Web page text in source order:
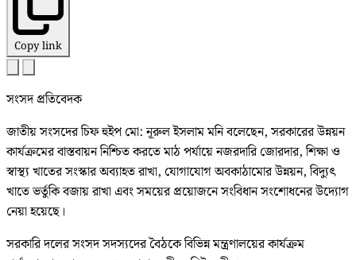
Copy link
সংসদ প্রতিবেদক
জাতীয় সংসদের চিফ হুইপ মো: নূরুল ইসলাম মনি বলেছেন, সরকারের উন্নয়ন
কার্যক্রমের বাস্তবায়ন নিশ্চিত করতে মাঠ পর্যায়ে নজরদারি জোরদার, শিক্ষা ও
স্বাস্থ্য খাতের সংস্কার অব্যাহত রাখা, যোগাযোগ অবকাঠামোর উন্নয়ন, বিদ্যুৎ
খাতে ভর্তুকি বজায় রাখা এবং সময়ের প্রয়োজনে সংবিধান সংশোধনের উদ্যোগ
নেয়া হয়েছে।
সরকারি দলের সংসদ সদস্যদের বৈঠকে বিভিন্ন মন্ত্রণালয়ের কার্যক্রম